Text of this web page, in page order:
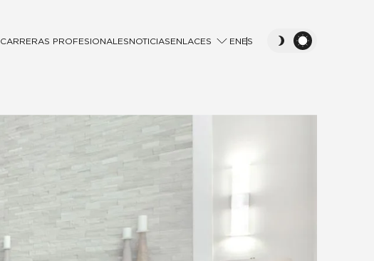
CARRERAS PROFESIONALESNOTICIASENLACES
LINKEDIN
ENES